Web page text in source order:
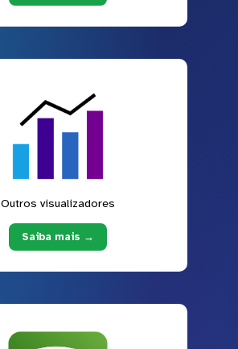
Outros visualizadores
Saiba mais →